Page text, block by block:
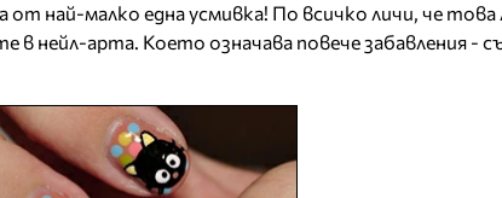
най-малко една усмивка! По всичко личи, че това
в нейл-арта. Което означава повече забавления -